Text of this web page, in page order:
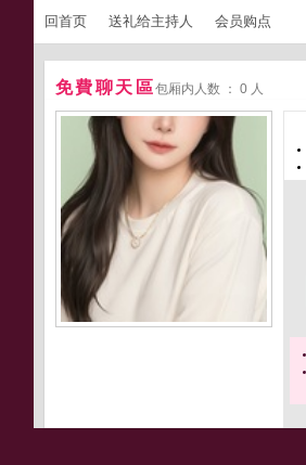
回首页 送礼给主持人 会员购点
免費聊天區包厢内人数 ： 0 人